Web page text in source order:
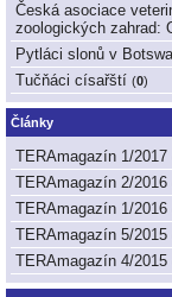
Česká asociace
zoologických zahrad:
Pytláci slonů v
Tučňáci císařští (0)
Články
TERAmagazín 1/2017
TERAmagazín 2/2016
TERAmagazín 1/2016
TERAmagazín 5/2015
TERAmagazín 4/2015